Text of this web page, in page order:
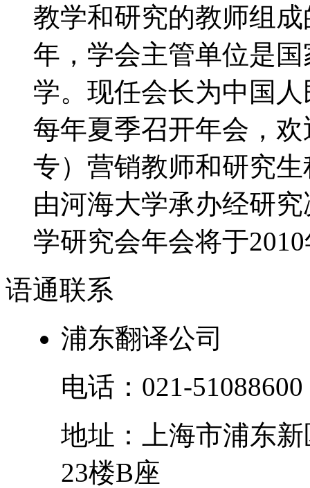
教学和研究的教师组
年，学会主管单位是
学。现任会长为中国
每年夏季召开年会，
专）营销教师和研究
由河海大学承办经研
学研究会年会将于
语通联系
浦东翻译公司
电话： 021-51088600
地址：
上海市浦东新
23楼B座